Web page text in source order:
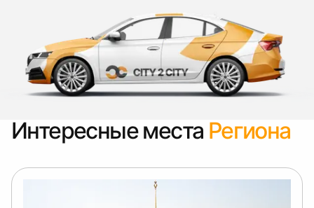
Интересные места Региона